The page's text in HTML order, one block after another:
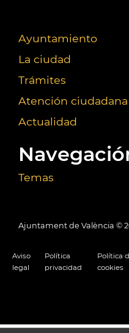
Ayuntamiento
La ciudad
Trámites
Atención ciudadana
Actualidad
Temas
Ajuntament de València ©
Aviso
legal
Política
privacidad
Política
cookies